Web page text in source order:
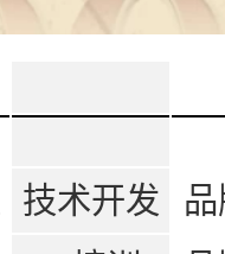
技术开发